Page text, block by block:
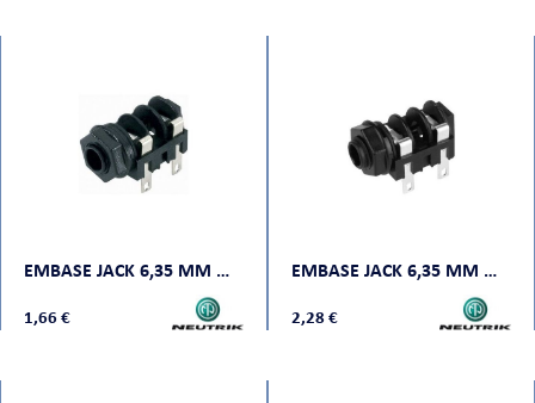
EMBASE JACK 6,35 MM MONO NOIR
1,66 €
EMBASE JACK 6,35 MM MONO À COUPURE NOIR
2,28 €